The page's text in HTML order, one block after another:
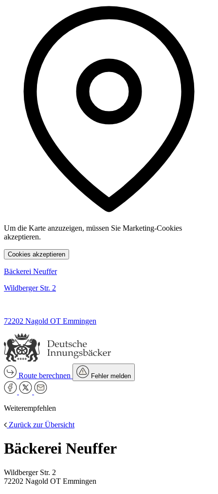
Um die Karte anzuzeigen, müssen Sie Marketing-Cookies
akzeptieren.
Cookies akzeptieren
Bäckerei Neuffer
Wildberger Str. 2
72202 Nagold OT Emmingen
Route berechnen Fehler melden
Weiterempfehlen
Zurück zur Übersicht
Bäckerei Neuffer
Wildberger Str. 2
72202 Nagold OT Emmingen